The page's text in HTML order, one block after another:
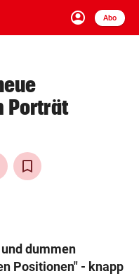
account_circle
Anmelden
Abo
close Schließen
arrow_right
arrow_right
Porträt
dummen
Positionen" - knapp